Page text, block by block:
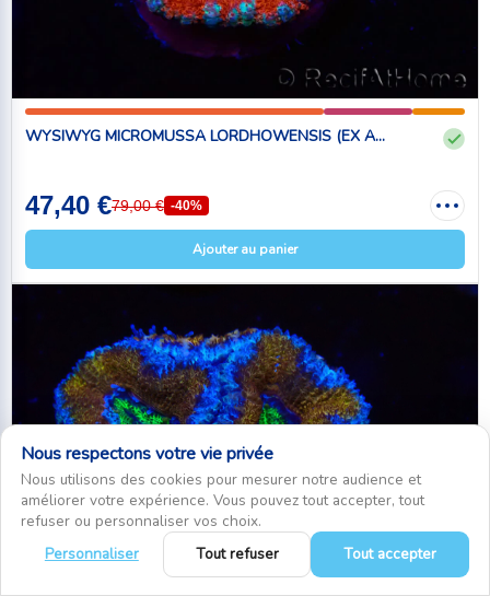
WYSIWYG MICROMUSSA LORDHOWENSIS (EX A...
47,40 €79,00 € -40%
Ajouter au panier
Nous respectons votre vie privée
Nous utilisons des cookies pour mesurer notre audience et
améliorer votre expérience. Vous pouvez tout accepter, tout
refuser ou personnaliser vos choix.
Personnaliser
Tout refuser Tout accepter